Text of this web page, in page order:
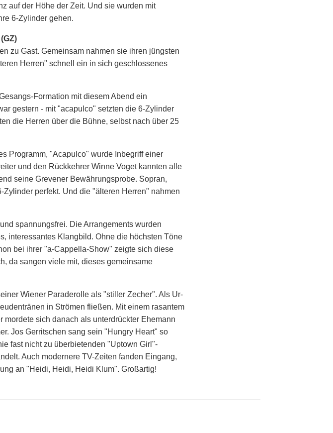
auf der Höhe der Zeit. Und sie wurden mit
6-Zylinder gehen.
zu Gast. Gemeinsam nahmen sie ihren jüngsten
Herren" schnell ein in sich geschlossenes
Formation mit diesem Abend ein
gestern - mit "acapulco" setzten die 6-Zylinder
die Herren über die Bühne, selbst nach über 25
Programm, "Acapulco" wurde Inbegriff einer
und den Rückkehrer Winne Voget kannten alle
seine Grevener Bewährungsprobe. Sopran,
perfekt. Und die "älteren Herren" nahmen
spannungsfrei. Die Arrangements wurden
interessantes Klangbild. Ohne die höchsten Töne
bei ihrer "a-Cappella-Show" zeigte sich diese
da sangen viele mit, dieses gemeinsame
Wiener Paraderolle als "stiller Zecher". Als Ur-
in Strömen fließen. Mit einem rasantem
sich danach als unterdrückter Ehemann
Jos Gerritschen sang sein "Hungry Heart" so
fast nicht zu überbietenden "Uptown Girl"-
Auch modernere TV-Zeiten fanden Eingang,
an "Heidi, Heidi, Heidi Klum". Großartig!